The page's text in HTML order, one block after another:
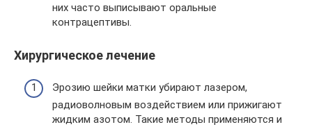
них часто выписывают оральные
контрацептивы.
Хирургическое лечение
Эрозию шейки матки убирают лазером,
радиоволновым воздействием или прижигают
жидким азотом. Такие методы применяются и